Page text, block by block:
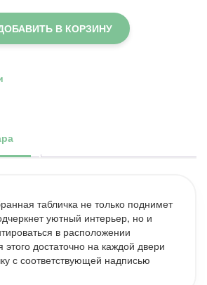
В КОРЗИНУ
табличка не только поднимет
уютный интерьер, но и
в расположении
достаточно на каждой двери
с соответствующей надписью